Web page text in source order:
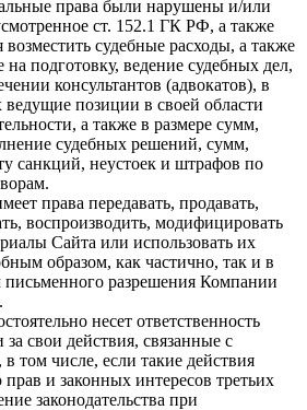
права были нарушены и/или
ст. 152.1 ГК РФ, а также
возместить судебные расходы, а также
подготовку, ведение судебных дел,
консультантов (адвокатов), в
позиции в своей области
а также в размере сумм,
судебных решений, сумм,
санкций, неустоек и штрафов по
права передавать, продавать,
воспроизводить, модифицировать
Сайта или использовать их
образом, как частично, так и в
разрешения Компании
несет ответственность
свои действия, связанные с
том числе, если такие действия
и законных интересов третьих
законодательства при